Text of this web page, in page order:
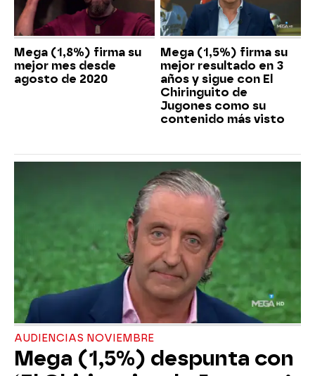
Mega (1,8%) firma su
mejor mes desde
agosto de 2020
Mega (1,5%) firma su
mejor resultado en 3
años y sigue con El
Chiringuito de
Jugones como su
contenido más visto
AUDIENCIAS NOVIEMBRE
Mega (1,5%) despunta con